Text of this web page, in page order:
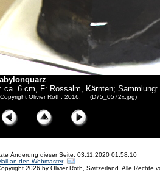
ca. 6 cm, F: Rossalm, Kärnten;
Olivier Roth, 2016. (D75_0572x.jpg)
Änderung dieser Seite: 03.11.2020 01:58:10
an den Webmaster
2026 by Olivier Roth, Switzerland. Alle Rechte